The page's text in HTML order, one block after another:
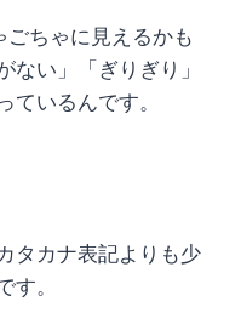
ちゃに見えるかも
ない」「ぎりぎり」
ているんです。
タカナ表記よりも少
す。